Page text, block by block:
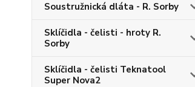
Soustružnická dláta - R. Sorby
Sklíčidla - čelisti - hroty R.
Sorby
Sklíčidla - čelisti Teknatool
Super Nova2